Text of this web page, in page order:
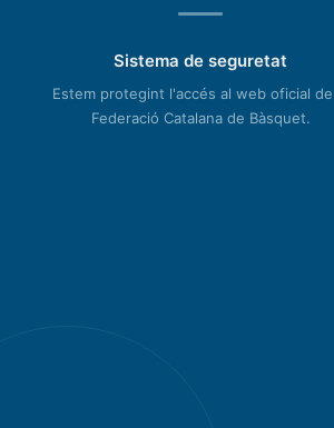
Sistema de seguretat
Estem protegint l'accés al web oficial
Federació Catalana de Bàsquet.